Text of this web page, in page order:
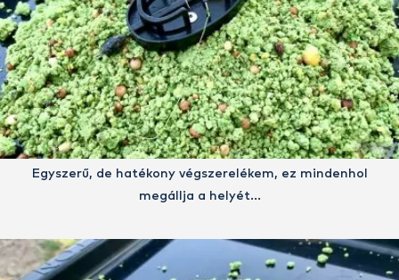
Egyszerű, de hatékony végszerelékem, ez mindenhol
megállja a helyét…